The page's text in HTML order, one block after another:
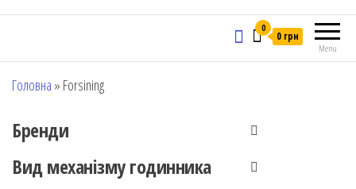
Menu
0
0 грн
Головна » Forsining
Бренди
Вид механізму годинника